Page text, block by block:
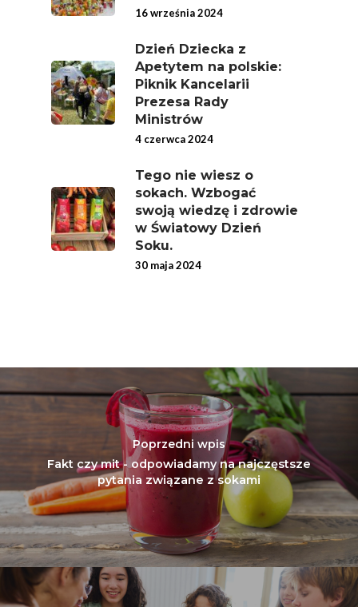
16 września 2024
Dzień Dziecka z
Apetytem na polskie:
Piknik Kancelarii
Prezesa Rady
Ministrów
4 czerwca 2024
Tego nie wiesz o
sokach. Wzbogać
swoją wiedzę i zdrowie
w Światowy Dzień
Soku.
30 maja 2024
Poprzedni wpis
Fakt czy mit - odpowiadamy na najczęstsze
pytania związane z sokami
Chrup Owoce, Jedz
Świetnie Wpływa
Warzywa I Owoce
Super Moce
Rolników Ojczyzna
Branża